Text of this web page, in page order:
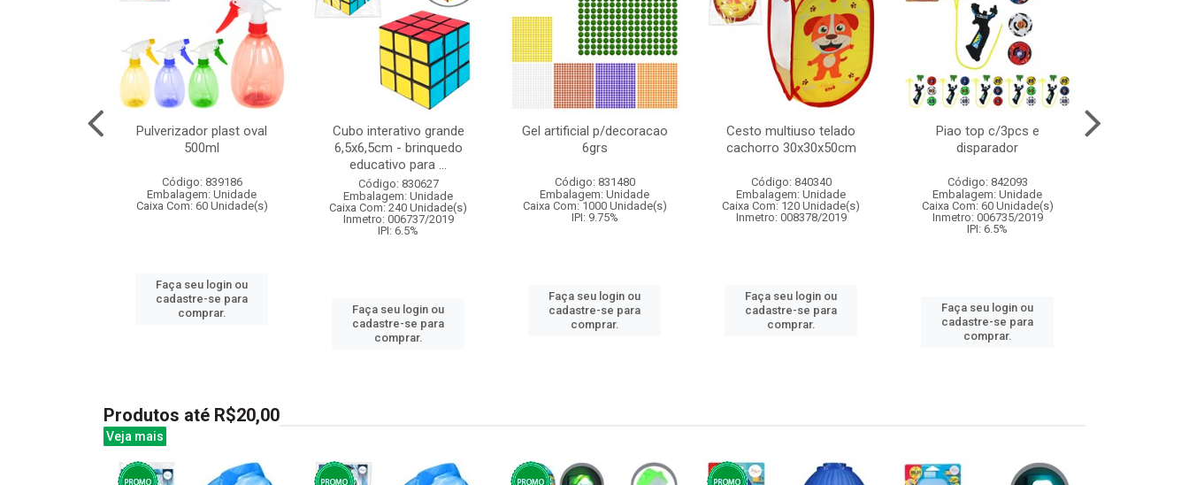
Pulverizador plast oval
500ml
Código: 839186
Embalagem: Unidade
Caixa Com: 60 Unidade(s)
Faça seu login ou
cadastre-se para
comprar.
Cubo interativo grande
6,5x6,5cm - brinquedo
educativo para ...
Código: 830627
Embalagem: Unidade
Caixa Com: 240 Unidade(s)
Inmetro: 006737/2019
IPI: 6.5%
Faça seu login ou
cadastre-se para
comprar.
Gel artificial p/decoracao
6grs
Código: 831480
Embalagem: Unidade
Caixa Com: 1000 Unidade(s)
IPI: 9.75%
Faça seu login ou
cadastre-se para
comprar.
Cesto multiuso telado
cachorro 30x30x50cm
Código: 840340
Embalagem: Unidade
Caixa Com: 120 Unidade(s)
Inmetro: 008378/2019
Faça seu login ou
cadastre-se para
comprar.
Piao top c/3pcs e
disparador
Código: 842093
Embalagem: Unidade
Caixa Com: 60 Unidade(s)
Inmetro: 006735/2019
IPI: 6.5%
Faça seu login ou
cadastre-se para
comprar.
Produtos até R$20,00
Veja mais